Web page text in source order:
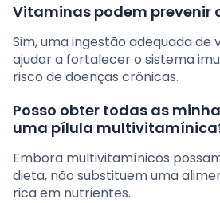
Vitaminas podem prevenir
Sim, uma ingestão adequada de
ajudar a fortalecer o sistema
risco de doenças crônicas.
Posso obter todas as
uma pílula
Embora multivitamínicos
dieta, não substituem uma
rica em nutrientes.